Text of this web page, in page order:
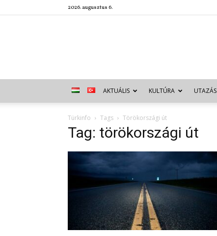
2026. augusztus 6.
AKTUÁLIS KULTÚRA UTAZÁS
Türkinfo Tags Törökországi út
Tag: törökországi út